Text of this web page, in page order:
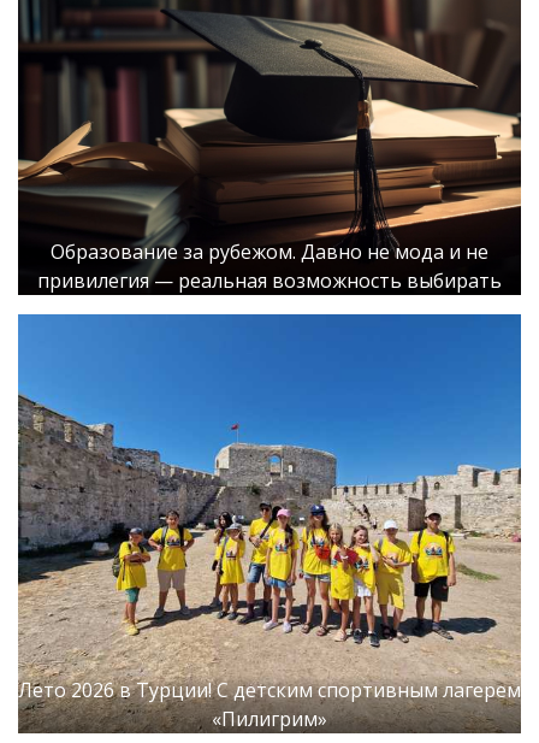
Образование за рубежом. Давно не мода и не
привилегия — реальная возможность выбирать
Лето 2026 в Турции! С детским спортивным лагерем
«Пилигрим»